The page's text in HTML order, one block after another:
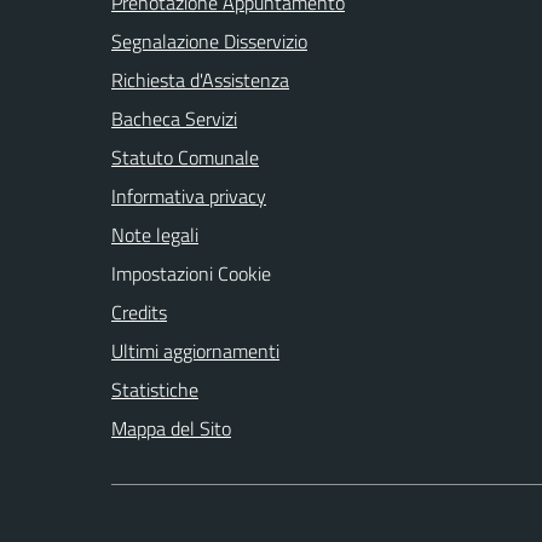
Segnalazione Disservizio
Richiesta d'Assistenza
Bacheca Servizi
Statuto Comunale
Informativa privacy
Note legali
Impostazioni Cookie
Credits
Ultimi aggiornamenti
Statistiche
Mappa del Sito